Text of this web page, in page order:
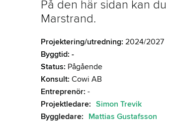
På den här sidan kan
Marstrand.
Projektering/utredning: 2024/2027
Byggtid: -
Status: Pågående
Konsult: Cowi AB
Entreprenör: -
Projektledare: Simon Trevik
Byggledare: Mattias Gustafsson